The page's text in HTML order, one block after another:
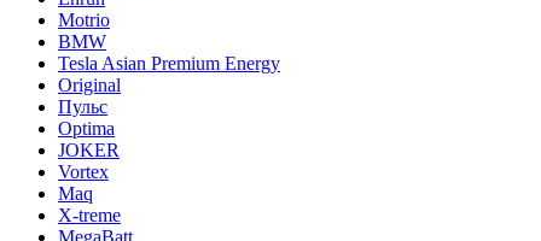
Motrio
BMW
Tesla Asian Premium Energy
Original
Пульс
Optima
JOKER
Vortex
Maq
X-treme
MegaBatt